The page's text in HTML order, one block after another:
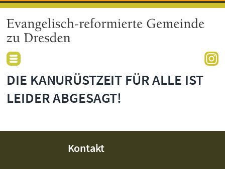
DIE KANURÜSTZEIT FÜR ALLE IST
LEIDER ABGESAGT!
Kontakt